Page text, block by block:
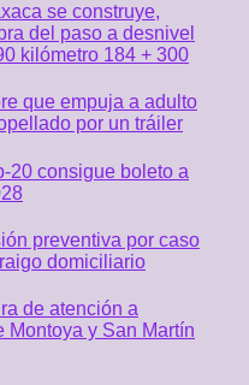
se construye,
del paso a desnivel
kilómetro 184 + 300
que empuja a adulto
por un tráiler
20 consigue boleto a
preventiva por caso
domiciliario
de atención a
y San Martín